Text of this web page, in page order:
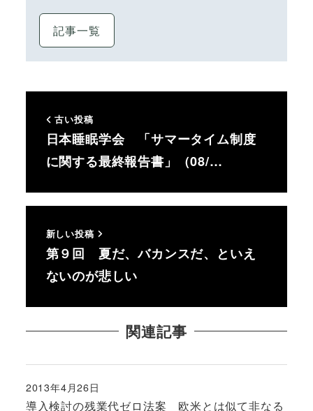
記事一覧
古い投稿
日本睡眠学会 「サマータイム制度
に関する最終報告書」（08/…
新しい投稿
第９回 夏だ、バカンスだ、といえ
ないのが悲しい
関連記事
導入検討の残業代ゼロ法案 欧米とは似て非なる
投稿日
2013年4月26日